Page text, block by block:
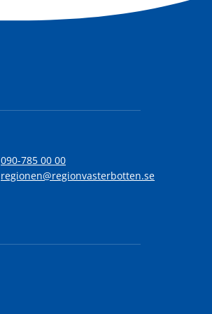
090-785 00 00
regionen@regionvasterbotten.se